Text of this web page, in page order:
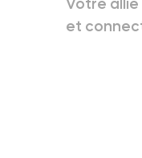
Votre allié
et